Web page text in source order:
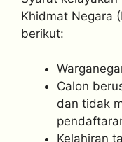
Khidmat Negara
berikut:
Calon
dan tidak
Kelahiran